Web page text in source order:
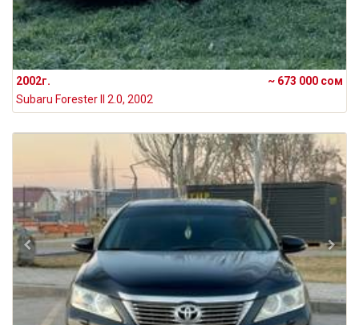
2002г.
~ 673 000 сом
Subaru Forester II 2.0, 2002